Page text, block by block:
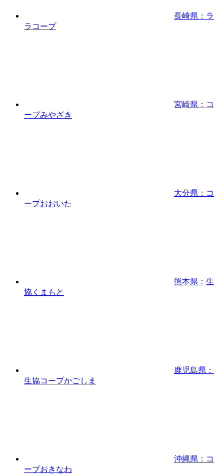
長崎県：ラ
ラコープ
宮崎県：コ
ープみやざき
大分県：コ
ープおおいた
熊本県：生
協くまもと
鹿児島県：
生協コープかごしま
沖縄県：コ
ープおきなわ